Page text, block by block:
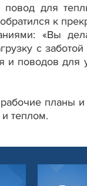
повод для
к
«Вы
с
и поводов для
рабочие планы
теплом.